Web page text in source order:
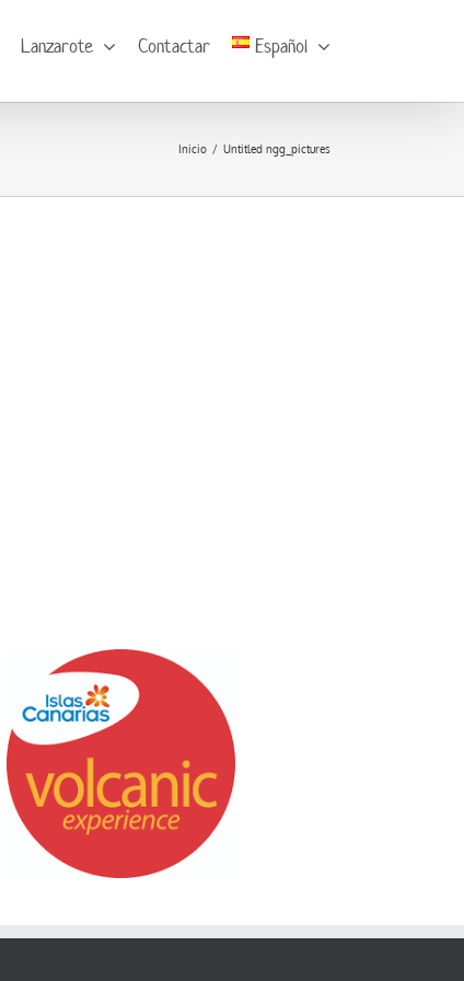
Lanzarote Contactar Español
Inicio Untitled ngg_pictures